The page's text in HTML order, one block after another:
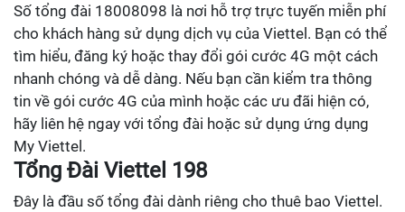
Số tổng đài 18008098 là nơi hỗ trợ trực tuyến miễn phí
cho khách hàng sử dụng dịch vụ của Viettel. Bạn có thể
tìm hiểu, đăng ký hoặc thay đổi gói cước 4G một cách
nhanh chóng và dễ dàng. Nếu bạn cần kiểm tra thông
tin về gói cước 4G của mình hoặc các ưu đãi hiện có,
hãy liên hệ ngay với tổng đài hoặc sử dụng ứng dụng
My Viettel.
Tổng Đài Viettel 198
Đây là đầu số tổng đài dành riêng cho thuê bao Viettel.